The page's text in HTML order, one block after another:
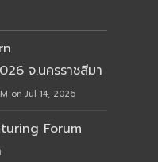
จ.นครราชสีมา
on Jul 14, 2026
Forum